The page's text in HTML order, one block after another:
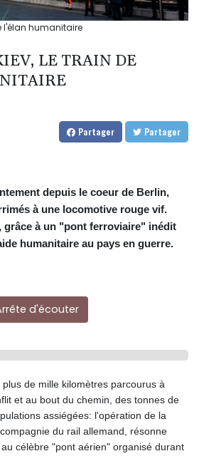
l'élan humanitaire
LE TRAIN DE
Partager Partager
depuis le coeur de Berlin,
à une locomotive rouge vif.
grâce à un "pont ferroviaire" inédit
humanitaire au pays en guerre.
d'écouter
de mille kilomètres parcourus à
et au bout du chemin, des tonnes de
assiégées: l'opération de la
du rail allemand, résonne
célèbre "pont aérien" organisé durant